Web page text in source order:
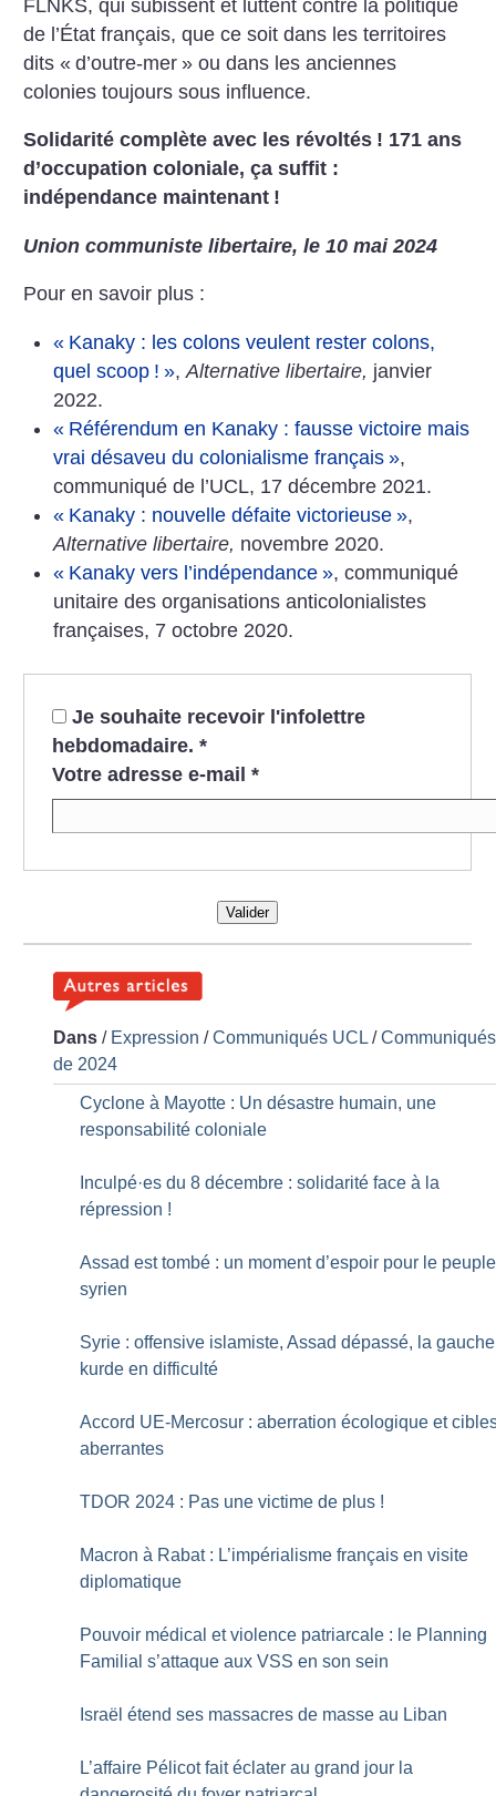
FLNKS, qui subissent et luttent contre la politique
de l’État français, que ce soit dans les territoires
dits « d’outre-mer » ou dans les anciennes
colonies toujours sous influence.
Solidarité complète avec les révoltés ! 171 ans
d’occupation coloniale, ça suffit :
indépendance maintenant !
Union communiste libertaire, le 10 mai 2024
Pour en savoir plus :
« Kanaky : les colons veulent rester colons,
quel scoop ! »,Alternative libertaire, janvier
2022.
« Référendum en Kanaky : fausse victoire mais
vrai désaveu du colonialisme français »,
communiqué de l’UCL, 17 décembre 2021.
« Kanaky : nouvelle défaite victorieuse »,
Alternative libertaire, novembre 2020.
« Kanaky vers l’indépendance », communiqué
unitaire des organisations anticolonialistes
françaises, 7 octobre 2020.
Je souhaite recevoir l'infolettre
hebdomadaire. *
Votre adresse e-mail *
Valider
Dans / Expression /Communiqués UCL/Communiqués
de 2024
Cyclone à Mayotte : Un désastre humain, une
responsabilité coloniale
Inculpé·es du 8 décembre : solidarité face à la
répression !
Assad est tombé : un moment d’espoir pour le peuple
syrien
Syrie : offensive islamiste, Assad dépassé, la gauche
kurde en difficulté
Accord UE-Mercosur : aberration écologique et
aberrantes
TDOR 2024 : Pas une victime de plus !
Macron à Rabat : L’impérialisme français en visite
diplomatique
Pouvoir médical et violence patriarcale : le Planning
Familial s’attaque aux VSS en son sein
Israël étend ses massacres de masse au Liban
L’affaire Pélicot fait éclater au grand jour la